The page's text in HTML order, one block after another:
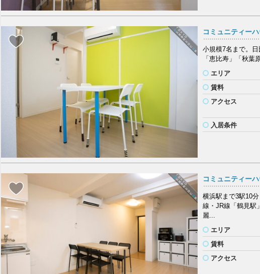
コミュニティー
小規模7名まで。
「恵比寿」「秋葉
エリア
賃料
アクセス
入居条件
コミュニティー
横浜駅まで3駅10
線・JR線「鶴見駅
麗...
エリア
賃料
アクセス